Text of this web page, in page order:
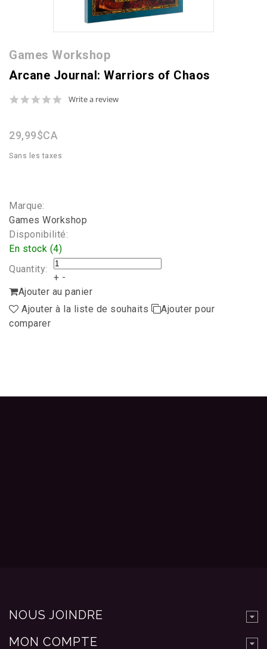
Games Workshop
Arcane Journal: Warriors of Chaos
0.0
Write a review
29,99$CA
Sans les taxes
Marque:
Games Workshop
Disponibilité:
En stock (4)
Quantity:
+ -
Ajouter au panier
Ajouter à la liste de souhaits
Ajouter pour
comparer
NOUS JOINDRE
MON COMPTE